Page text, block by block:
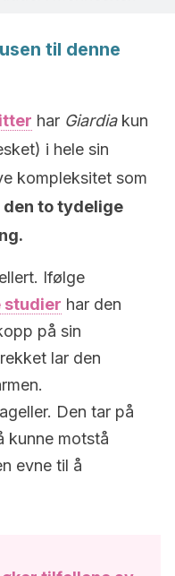
til denne
har Giardiakun
i hele sin
kompleksitet som
to tydelige
Ifølge
studier har den
på sin
lar den
Den tar på
kunne motstå
evne til å